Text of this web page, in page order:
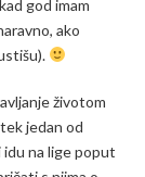
god imam
ako
životom
jedan od
idu na lige poput